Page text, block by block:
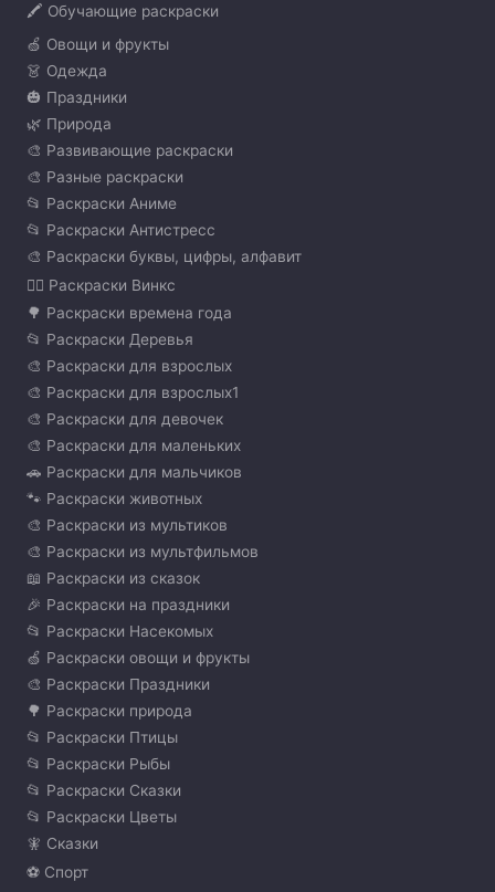
🖍️ Обучающие раскраски
🍏 Овощи и фрукты
👗 Одежда
🎃 Праздники
🌿 Природа
🎨 Развивающие раскраски
🎨 Разные раскраски
📂 Раскраски Аниме
📂 Раскраски Антистресс
🎨 Раскраски буквы, цифры, алфавит
🧚‍♀️ Раскраски Винкс
🌳 Раскраски времена года
📂 Раскраски Деревья
🎨 Раскраски для взрослых
🎨 Раскраски для взрослых1
🎨 Раскраски для девочек
🎨 Раскраски для маленьких
🚗 Раскраски для мальчиков
🐾 Раскраски животных
🎨 Раскраски из мультиков
🎨 Раскраски из мультфильмов
📖 Раскраски из сказок
🎉 Раскраски на праздники
📂 Раскраски Насекомых
🍏 Раскраски овощи и фрукты
🎨 Раскраски Праздники
🌳 Раскраски природа
📂 Раскраски Птицы
📂 Раскраски Рыбы
📂 Раскраски Сказки
📂 Раскраски Цветы
🧚 Сказки
⚽ Спорт